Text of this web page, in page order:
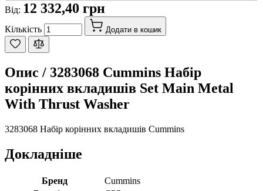
Від: 12 332,40 грн
Кількість Додати в кошик
Опис / 3283068 Cummins Набір
корінних вкладишів Set Main Metal
With Thrust Washer
3283068 Набір корінних вкладишів Cummins
Докладніше
Бренд
Cummins